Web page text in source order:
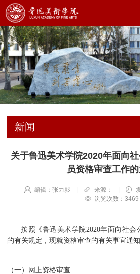
新闻
关于鲁迅美术学院2020年面向
员资格审查工作
编辑：张力影 | 来源： |
浏览次数：3469
按照《鲁迅美术学院2020年面向社会
的有关规定，现就资格审查的有关事宜通知
（一）网上资格审查